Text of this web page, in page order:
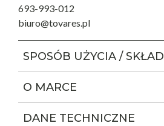
693-993-012
biuro@tovares.pl
SPOSÓB UŻYCIA / SKŁAD
O MARCE
DANE TECHNICZNE